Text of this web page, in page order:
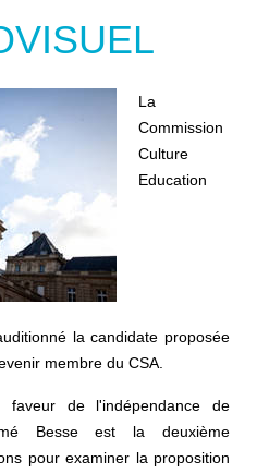
La
Commission
Culture
Education
la candidate proposée
membre du CSA.
de l'indépendance de
Besse est la deuxième
pour examiner la proposition